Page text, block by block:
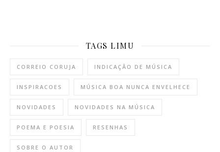
TAGS LIMU
CORREIO CORUJA INDICAÇÃO DE MÚSICA
INSPIRACOES MÚSICA BOA NUNCA ENVELHECE
NOVIDADES NOVIDADES NA MÚSICA
POEMA E POESIA RESENHAS
SOBRE O AUTOR